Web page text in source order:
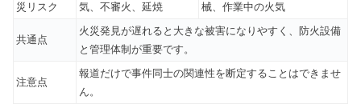
災リスク
気、不審火、延焼
械、作業中の火気
共通点
火災発見が遅れると大きな被害になりやすく、防火設備
と管理体制が重要です。
注意点
報道だけで事件同士の関連性を断定することはできませ
ん。